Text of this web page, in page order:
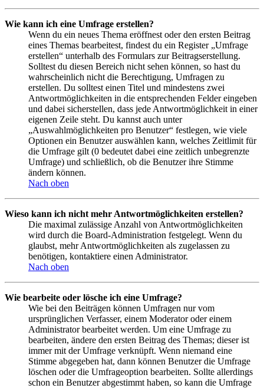
Wie kann ich eine Umfrage erstellen?
Wenn du ein neues Thema eröffnest oder den ersten Beitrag
eines Themas bearbeitest, findest du ein Register „Umfrage
erstellen“ unterhalb des Formulars zur Beitragserstellung.
Solltest du diesen Bereich nicht sehen können, so hast du
wahrscheinlich nicht die Berechtigung, Umfragen zu
erstellen. Du solltest einen Titel und mindestens zwei
Antwortmöglichkeiten in die entsprechenden Felder eingeben
und dabei sicherstellen, dass jede Antwortmöglichkeit in einer
eigenen Zeile steht. Du kannst auch unter
„Auswahlmöglichkeiten pro Benutzer“ festlegen, wie viele
Optionen ein Benutzer auswählen kann, welches Zeitlimit für
die Umfrage gilt (0 bedeutet dabei eine zeitlich unbegrenzte
Umfrage) und schließlich, ob die Benutzer ihre Stimme
ändern können.
Nach oben
Wieso kann ich nicht mehr Antwortmöglichkeiten erstellen?
Die maximal zulässige Anzahl von Antwortmöglichkeiten
wird durch die Board-Administration festgelegt. Wenn du
glaubst, mehr Antwortmöglichkeiten als zugelassen zu
benötigen, kontaktiere einen Administrator.
Nach oben
Wie bearbeite oder lösche ich eine Umfrage?
Wie bei den Beiträgen können Umfragen nur vom
ursprünglichen Verfasser, einem Moderator oder einem
Administrator bearbeitet werden. Um eine Umfrage zu
bearbeiten, ändere den ersten Beitrag des Themas; dieser ist
immer mit der Umfrage verknüpft. Wenn niemand eine
Stimme abgegeben hat, dann können Benutzer die Umfrage
löschen oder die Umfrageoption bearbeiten. Sollte allerdings
schon ein Benutzer abgestimmt haben, so kann die Umfrage